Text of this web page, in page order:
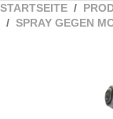
STARTSEITE
SPRAY GEGEN